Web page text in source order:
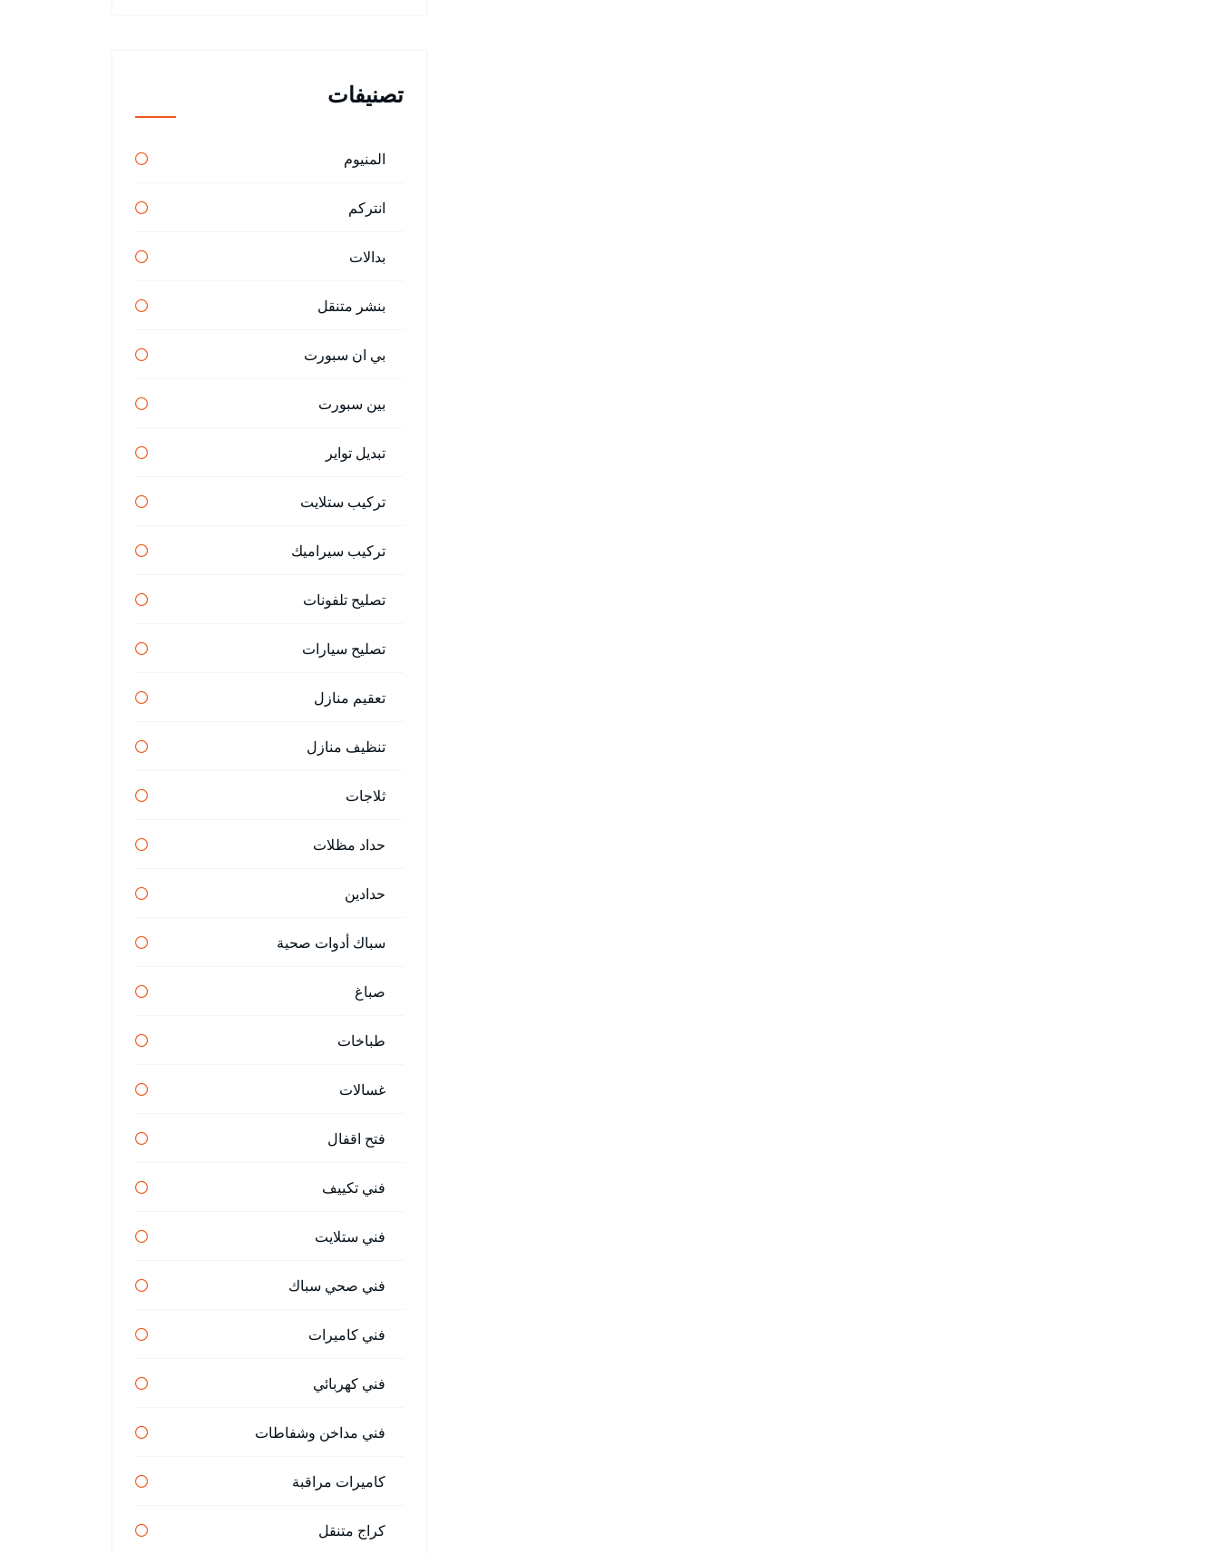
تصنيفات
المنيوم
انتركم
بدالات
بنشر متنقل
بي ان سبورت
بين سبورت
تبديل تواير
تركيب ستلايت
تركيب سيراميك
تصليح تلفونات
تصليح سيارات
تعقيم منازل
تنظيف منازل
ثلاجات
حداد مظلات
حدادين
سباك أدوات صحية
صباغ
طباخات
غسالات
فتح اقفال
فني تكييف
فني ستلايت
فني صحي سباك
فني كاميرات
فني كهربائي
فني مداخن وشفاطات
كاميرات مراقبة
كراج متنقل